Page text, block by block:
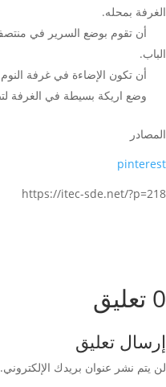
الغرفة بمحله.
أن تقوم بوضع السرير في
الباب.
أن تكون الإضاءة في غرفة النوم
وضع اريكة بسيطة في الغرفة
المصادر
pinterest
https://itec-sde.net/?p=218
0 تعليق
إرسال تعليق
لن يتم نشر عنوان بريدك الإلكتروني.